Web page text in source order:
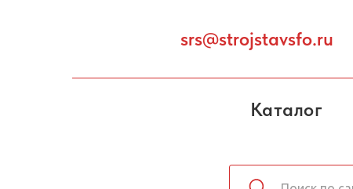
srs@strojstavsfo.ru
Каталог